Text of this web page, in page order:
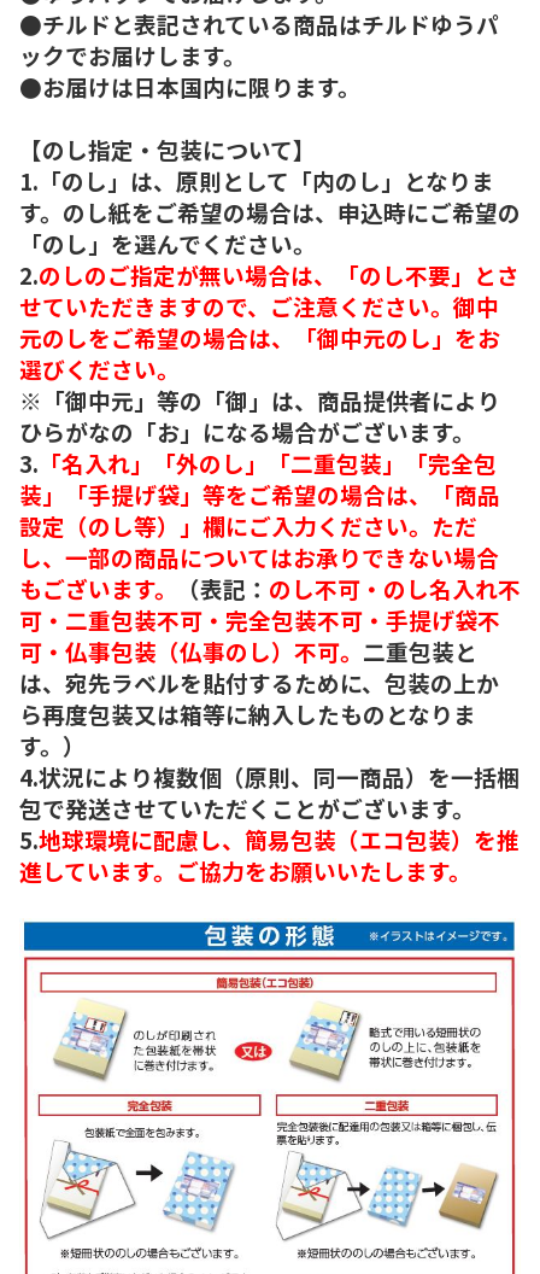
●チルドと表記されている商品はチルドゆうパ
ックでお届けします。
●お届けは日本国内に限ります。
【のし指定・包装について】
1.「のし」は、原則として「内のし」となりま
す。のし紙をご希望の場合は、申込時にご希望の
「のし」を選んでください。
2.のしのご指定が無い場合は、「のし不要」とさ
せていただきますので、ご注意ください。御中
元のしをご希望の場合は、「御中元のし」をお
選びください。
※「御中元」等の「御」は、商品提供者により
ひらがなの「お」になる場合がございます。
3. 「名入れ」「外のし」「二重包装」「完全包
装」「手提げ袋」等をご希望の場合は、「商品
設定（のし等）」欄にご入力ください。ただ
し、一部の商品についてはお承りできない場合
もございます。
（表記： のし不可・のし名入れ不
可・二重包装不可・完全包装不可・手提げ袋不
可・仏事包装（仏事のし）不可。 二重包装と
は、宛先ラベルを貼付するために、包装の上か
ら再度包装又は箱等に納入したものとなりま
す。）
4.状況により複数個（原則、同一商品）を一括梱
包で発送させていただくことがございます。
5.地球環境に配慮し、簡易包装（エコ包装）を推
進しています。ご協力をお願いいたします。